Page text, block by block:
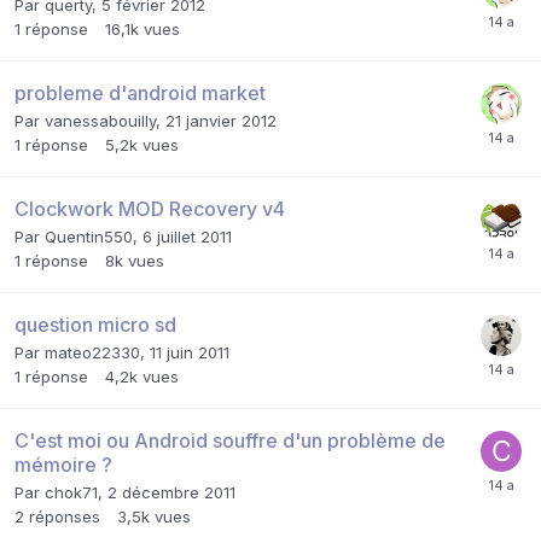
Par querty, 5 février 2012
1 réponse 16,1k vues
probleme d'android market
Par vanessabouilly, 21 janvier 2012
1 réponse 5,2k vues
Clockwork MOD Recovery v4
Par Quentin550, 6 juillet 2011
1 réponse 8k vues
question micro sd
Par mateo22330, 11 juin 2011
1 réponse 4,2k vues
C'est moi ou Android souffre d'un problème de
mémoire ?
Par chok71, 2 décembre 2011
2 réponses 3,5k vues